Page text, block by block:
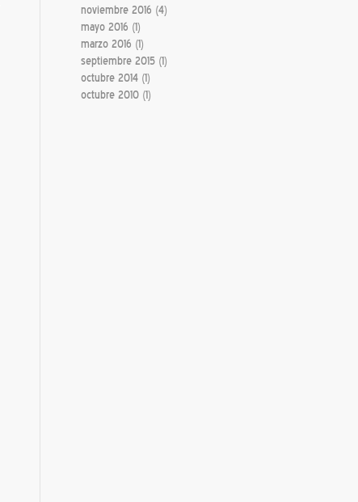
noviembre 2016 (4)
mayo 2016 (1)
marzo 2016 (1)
septiembre 2015 (1)
octubre 2014 (1)
octubre 2010 (1)